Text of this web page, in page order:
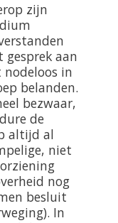
zijn
aan
in
belanden.
bezwaar,
de
altijd al
niet
nog
besluit
In